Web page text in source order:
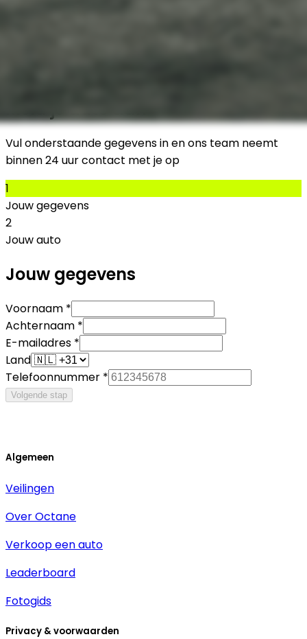
Vul onderstaande gegevens in en ons team neemt
binnen 24 uur contact met je op
1
Jouw gegevens
2
Jouw auto
Jouw gegevens
Voornaam *
Achternaam *
E-mailadres *
Land
Telefoonnummer *
Volgende stap
Algemeen
Veilingen
Over Octane
Verkoop een auto
Leaderboard
Fotogids
Privacy & voorwaarden